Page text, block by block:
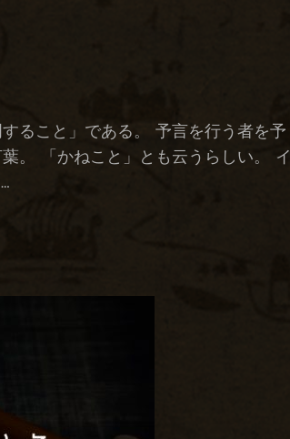
ること」である。 予言を行う者を予
。 「かねこと」とも云うらしい。 イ